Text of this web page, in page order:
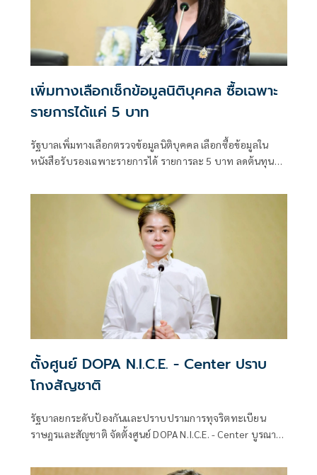
เพิ่มทางเลือกเช็กข้อมูลนิติบุคคล ซื้อเฉพาะ
รายการได้แค่ 5 บาท
รัฐบาลเพิ่มทางเลือกตรวจข้อมูลนิติบุคคล เลือกซื้อข้อมูลใน
หนังสือรับรองเฉพาะรายการได้ รายการละ 5 บาท ลดต้นทุน
ตั้งศูนย์ DOPA N.I.C.E. - Center ปราบ
โกงสัญชาติ
รัฐบาลยกระดับป้องกันและปราบปรามการทุจริตทะเบียน
ราษฎรและสัญชาติ จัดตั้งศูนย์ DOPA N.I.C.E. - Center บูรณา